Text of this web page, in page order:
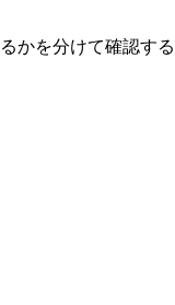
を分けて確認す